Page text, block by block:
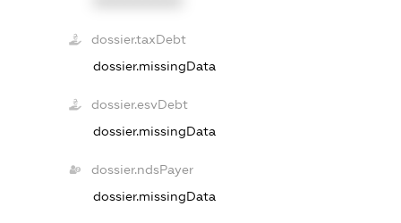
dossier.taxDebt
dossier.missingData
dossier.esvDebt
dossier.missingData
dossier.ndsPayer
dossier.missingData